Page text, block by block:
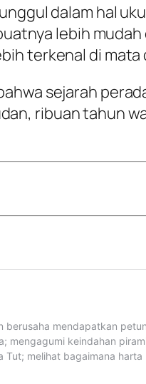
dalam hal
lebih
terkenal di mata
sejarah
ribuan tahun